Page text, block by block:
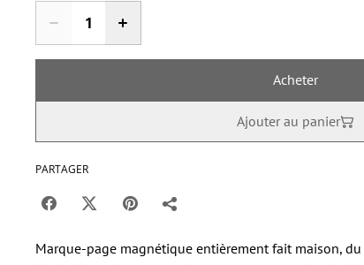
Acheter
Ajouter au panier
PARTAGER
Marque-page magnétique entièrement fait maison,